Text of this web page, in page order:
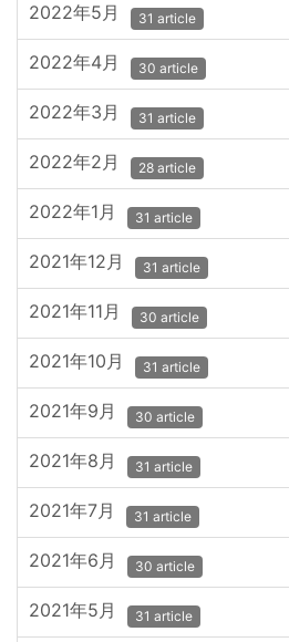
2022年5月 31 article
2022年4月 30 article
2022年3月 31 article
2022年2月 28 article
2022年1月 31 article
2021年12月 31 article
2021年11月 30 article
2021年10月 31 article
2021年9月 30 article
2021年8月 31 article
2021年7月 31 article
2021年6月 30 article
2021年5月 31 article